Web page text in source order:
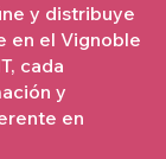
y distribuye
en el Vignoble
cada
y
en